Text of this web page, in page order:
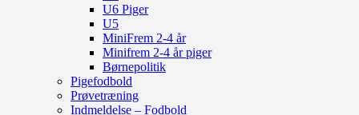
U6 Piger
U5
MiniFrem 2-4 år
Minifrem 2-4 år piger
Børnepolitik
Pigefodbold
Prøvetræning
Indmeldelse – Fodbold